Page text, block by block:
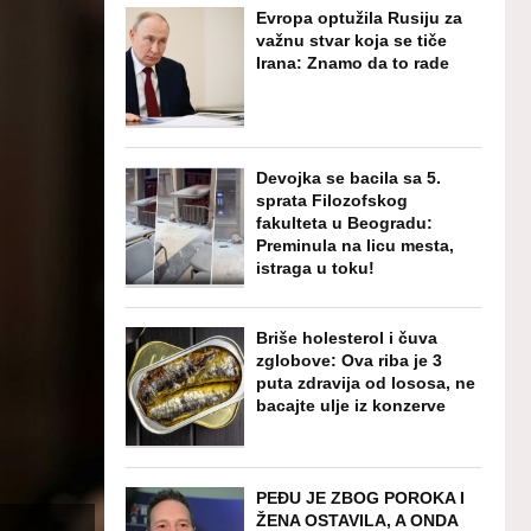
Evropa optužila Rusiju za
važnu stvar koja se tiče
Irana: Znamo da to rade
Devojka se bacila sa 5.
sprata Filozofskog
fakulteta u Beogradu:
Preminula na licu mesta,
istraga u toku!
Briše holesterol i čuva
zglobove: Ova riba je 3
puta zdravija od lososa, ne
bacajte ulje iz konzerve
PEĐU JE ZBOG POROKA I
ŽENA OSTAVILA, A ONDA